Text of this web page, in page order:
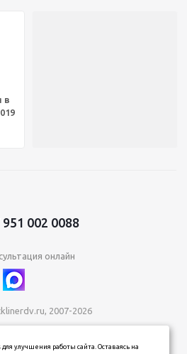
в
951 002 0088
онлайн
2007-2026
253612854202
улучшения работы сайта. Оставаясь на